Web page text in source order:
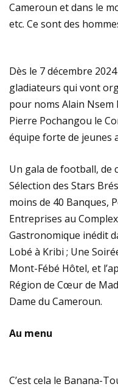
Cameroun et dans le
etc. Ce sont des
Dès le 7 décembre
gladiateurs qui vont
pour noms Alain Nsem
Pierre Pochangou le
équipe forte de jeunes
Un gala de football, de
Sélection des Stars
moins de 40 Banques,
Entreprises au
Gastronomique inédit
Lobé à Kribi ; Une
Mont-Fébé Hôtel, et
Région de Cœur de
Dame du Cameroun.
Au menu
C’est cela le Banana-